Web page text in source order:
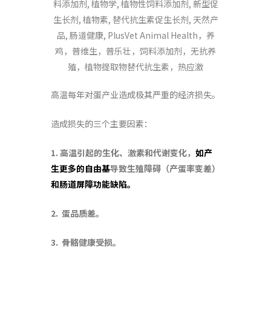
高温每年对蛋产业造成极其严重的经济损失。
造成损失的三个主要因素：
1. 高温引起的生化、激素和代谢变化， 如产
生更多的自由基导致生殖障碍（产蛋率变差）
和肠道屏障功能缺陷。
2. 蛋品质差。
3. 骨骼健康受损。